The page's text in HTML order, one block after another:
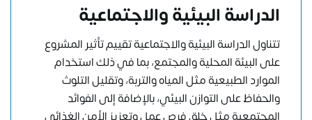
الدراسة البيئية والاجتماعية
تتناول الدراسة البيئية والاجتماعية تقييم تأثير المشروع
على البيئة المحلية والمجتمع، بما في ذلك استخدام
الموارد الطبيعية مثل المياه والتربة، وتقليل التلوث
والحفاظ على التوازن البيئي، بالإضافة إلى الفوائد
المجتمعية مثل خلق فرص عمل وتعزيز الأمن الغذائي